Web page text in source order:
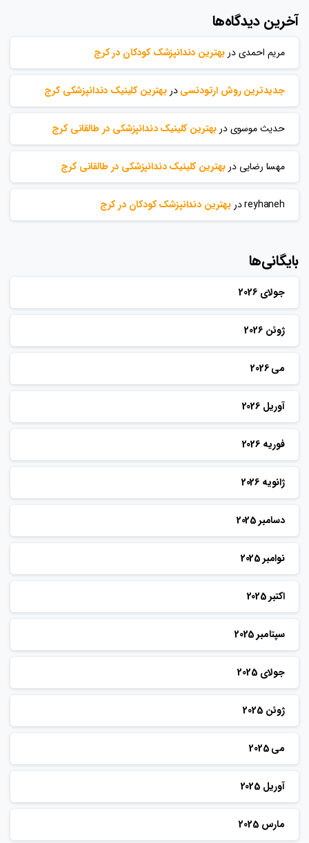
آخرین دیدگاه‌ها
مریم احمدیدر بهترین دندانپزشک کودکان در کرج
جدیدترین روش ارتودنسیدربهترین کلینیک دندانپزشکی کرج
حدیث موسویدر بهترین کلینیک دندانپزشکی در طالقانی کرج
مهسا رضایی در بهترین کلینیک دندانپزشکی در طالقانی کرج
reyhanehدربهترین دندانپزشک کودکان در کرج
بایگانی‌ها
جولای 2026
ژوئن 2026
می 2026
آوریل 2026
فوریه 2026
ژانویه 2026
دسامبر 2025
نوامبر 2025
اکتبر 2025
سپتامبر 2025
جولای 2025
ژوئن 2025
می 2025
آوریل 2025
مارس 2025